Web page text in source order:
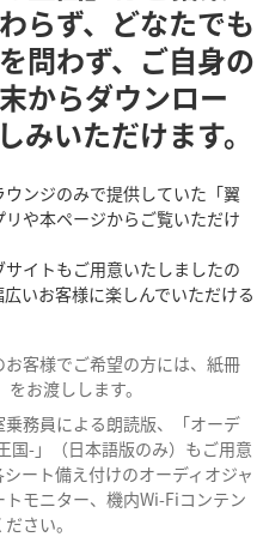
らず、どなたでも
問わず、ご自身の
からダウンロー
みいただけます。
ンジのみで提供していた「翼
や本ページからご覧いただけ
サイトもご用意いたしましたの
いお客様に楽しんでいただける
客様でご希望の方には、紙冊
お渡しします。
務員による朗読版、「オーデ
国-」（日本語版のみ）もご用意
ート備え付けのオーディオジャ
トモニター、機内Wi-Fiコンテン
さい。